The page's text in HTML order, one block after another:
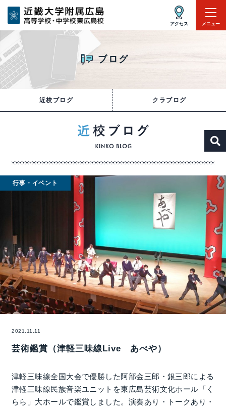
アクセス
ブログ
近校ブログ クラブログ
行事・イベント
2021.11.11
芸術鑑賞（津軽三味線Live あべや）
津軽三味線全国大会で優勝した阿部金三郎・銀三郎による
津軽三味線民族音楽ユニットを東広島芸術文化ホール「く
らら」大ホールで鑑賞しました。演奏あり・トークあり・
メニュー